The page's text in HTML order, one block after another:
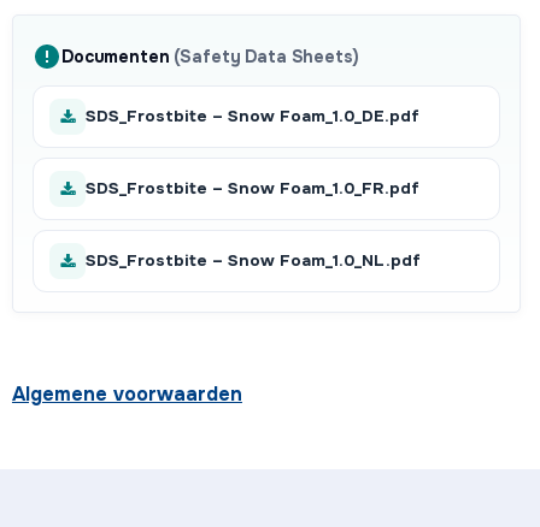
Documenten (Safety Data Sheets)
SDS_Frostbite – Snow Foam_1.0_DE.pdf
SDS_Frostbite – Snow Foam_1.0_FR.pdf
SDS_Frostbite – Snow Foam_1.0_NL.pdf
Algemene voorwaarden